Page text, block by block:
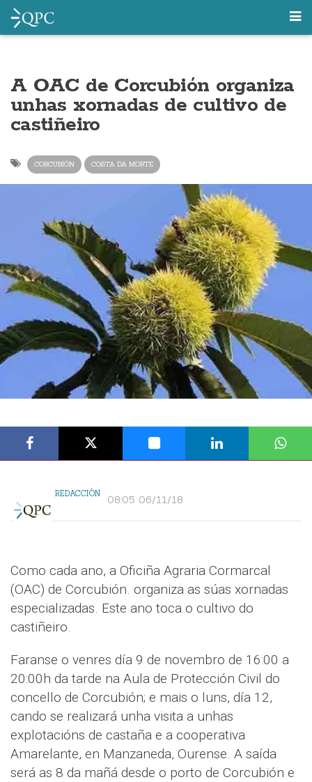
A OAC de Corcubión organiza
unhas xornadas de cultivo de
castiñeiro
CORCUBIÓN COSTA DA MORTE
REDACCIÓN 08:05 06/11/18
Como cada ano, a Oficiña Agraria Cormarcal
(OAC) de Corcubión. organiza as súas xornadas
especializadas. Este ano toca o cultivo do
castiñeiro.
Faranse o venres día 9 de novembro de 16:00 a
20:00h da tarde na Aula de Protección Civil do
concello de Corcubión; e mais o luns, día 12,
cando se realizará unha visita a unhas
explotacións de castaña e a cooperativa
Amarelante, en Manzaneda, Ourense. A saída
será as 8 da mañá desde o porto de Corcubión e